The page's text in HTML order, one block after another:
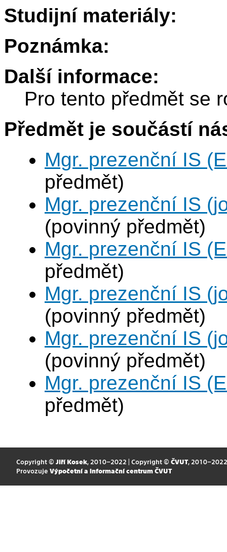
Studijní materiály:
Poznámka:
Další informace:
Pro tento předmět se
Předmět je součástí
Mgr. prezenční IS
předmět)
Mgr. prezenční IS
(povinný předmět)
Mgr. prezenční IS
předmět)
Mgr. prezenční IS
(povinný předmět)
Mgr. prezenční IS
(povinný předmět)
Mgr. prezenční IS
předmět)
Copyright © Jiří Kosek, 2010–2022 | Copyright © ČVUT, 2010–2022
Provozuje Výpočetní a informační centrum ČVUT